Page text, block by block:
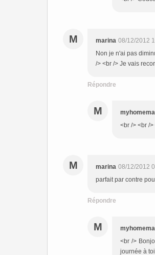
M marina 08/12/2012
Non je n'ai pas
/> <br /> Je vais
Répondre
M
<br /> <br /
M marina 08/12/2012
parfait par contre
Répondre
M
<br />
journée à